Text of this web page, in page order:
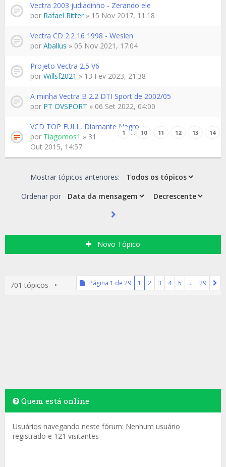
Vectra 2003 judiadinho - Zerando ele
por Rafael Ritter » 15 Nov 2017, 11:18
Vectra CD 2.2 16 1998 - Weslen
por Aballus » 05 Nov 2021, 17:04
Projeto Vectra 2.5 V6
por Willsf2021 » 13 Fev 2023, 21:38
A minha Vectra B 2.2 DTI Sport de 2002/05
por PT OVSPORT » 06 Set 2022, 04:00
VCD TOP FULL, Diamante Negro
1 … 10 11 12 13 14
por Tiagomos1 » 31
Out 2015, 14:57
Mostrar tópicos anteriores:
Ordenar por
Novo Tópico
701 tópicos • Página 1 de 29 1 2 3 4 5 … 29
Quem está online
Usuários navegando neste fórum: Nenhum usuário
registrado e 121 visitantes